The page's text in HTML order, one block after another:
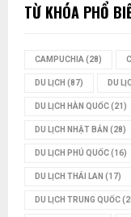
TỪ KHÓA PHỔ
CAMPUCHIA (28)
DU LỊCH (87) DU
DU LỊCH HÀN QUỐC(21)
DU LỊCH NHẬT BẢN (28)
DU LỊCH PHÚ QUỐC(16)
DU LỊCH THÁI LAN (17)
DU LỊCH TRUNG QUỐC